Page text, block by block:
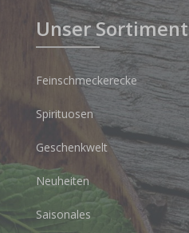
Unser Sortiment
Feinschmeckerecke
Spirituosen
Geschenkwelt
Neuheiten
Saisonales